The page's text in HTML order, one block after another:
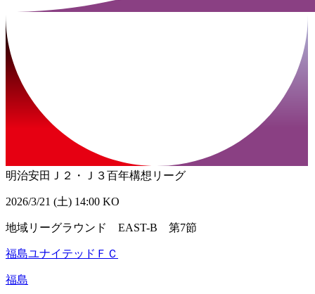
明治安田Ｊ２・Ｊ３百年構想リーグ
2026/3/21 (土) 14:00 KO
地域リーグラウンド EAST-B 第7節
福島ユナイテッドＦＣ
福島